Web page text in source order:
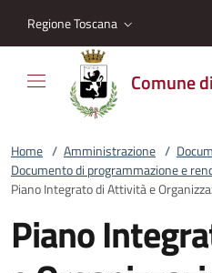
Regione Toscana
Comune
Home / Amministrazione /
Documento di programmazione e
Piano Integrato di Attività e
Piano